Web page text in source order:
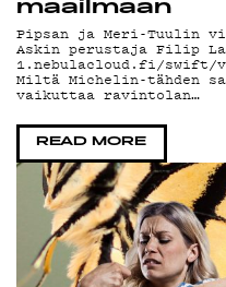
maailmaan
Pipsan ja Meri-Tuulin
Askin perustaja Filip
1.nebulacloud.fi/swift/v1/
Miltä Michelin-tähden
vaikuttaa ravintolan…
READ MORE